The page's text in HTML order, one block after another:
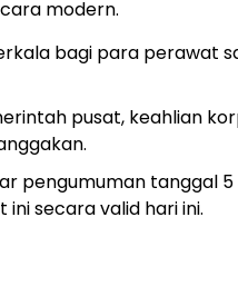
modern.
bagi para perawat
pusat, keahlian
pengumuman tanggal
secara valid hari ini.